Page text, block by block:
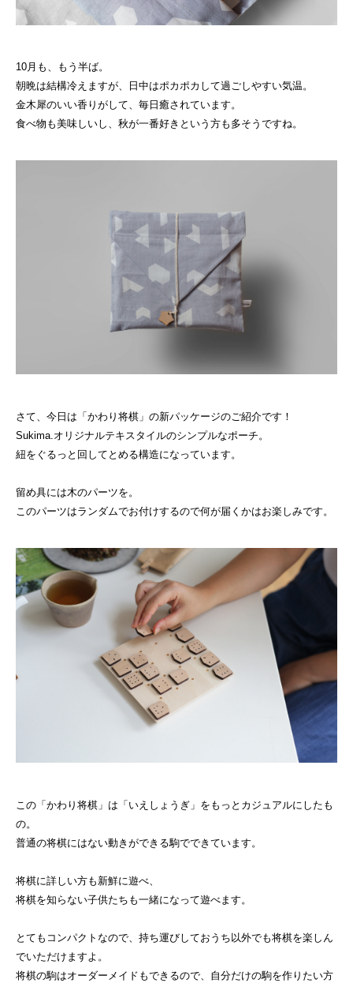
10月も、もう半ば。
朝晩は結構冷えますが、日中はポカポカして過ごしやすい気温。
金木犀のいい香りがして、毎日癒されています。
食べ物も美味しいし、秋が一番好きという方も多そうですね。
さて、今日は「かわり将棋」の新パッケージのご紹介です！
Sukima.オリジナルテキスタイルのシンプルなポーチ。
紐をぐるっと回してとめる構造になっています。
留め具には木のパーツを。
このパーツはランダムでお付けするので何が届くかはお楽しみです。
この「かわり将棋」は「いえしょうぎ」をもっとカジュアルにしたも
の。
普通の将棋にはない動きができる駒でできています。
将棋に詳しい方も新鮮に遊べ、
将棋を知らない子供たちも一緒になって遊べます。
とてもコンパクトなので、持ち運びしておうち以外でも将棋を楽しん
でいただけますよ。
将棋の駒はオーダーメイドもできるので、自分だけの駒を作りたい方